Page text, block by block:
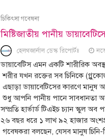
চিকিৎসা গবেষনা
মিষ্টিজাতীয় পানীয়
হেলথজার্নাল ডেস্ক রিপোর্টঃ
ডায়াবেটিস এমন একটি শারীরিক
শরীর যখন রক্তের সব চিনিকে
এছাড়া ডায়াবেটিসের কারণে মানুষ
শুধু আপনি পানীয় পানে সাবধানতা
সম্প্রতি হার্ভার্ড টিএইচ চ্যান স্কুল
২৬ বছর ধরে ১ লাখ ৯২ হাজার
গবেষকরা বলছেন, যেসব মানুষ